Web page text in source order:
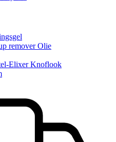
remover Olie
Elixer Knoflook